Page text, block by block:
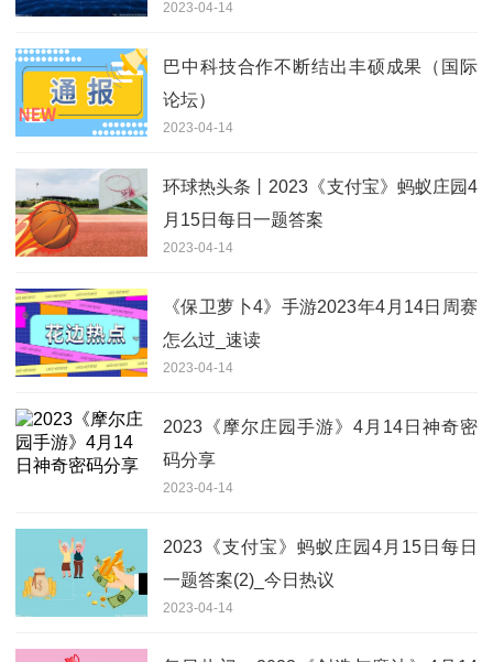
2023-04-14
巴中科技合作不断结出丰硕成果（国际
论坛）
2023-04-14
环球热头条丨2023《支付宝》蚂蚁庄园4
月15日每日一题答案
2023-04-14
《保卫萝卜4》手游2023年4月14日周赛
怎么过_速读
2023-04-14
2023《摩尔庄园手游》4月14日神奇密
码分享
2023-04-14
2023《支付宝》蚂蚁庄园4月15日每日
一题答案(2)_今日热议
2023-04-14